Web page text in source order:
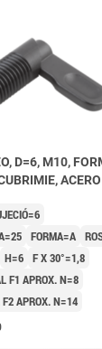
D=6, M10,
ACERO
FORMA=A
H=6 F X 30°=1,8
F1 APROX. N=8
F2 APROX. N=14